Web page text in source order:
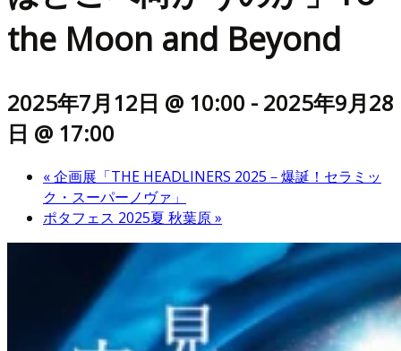
the Moon and Beyond
2025年7月12日 @ 10:00 - 2025年9月28
日 @ 17:00
«企画展「THE HEADLINERS 2025－爆誕！セラミッ
ク・スーパーノヴァ」
ポタフェス 2025夏 秋葉原»